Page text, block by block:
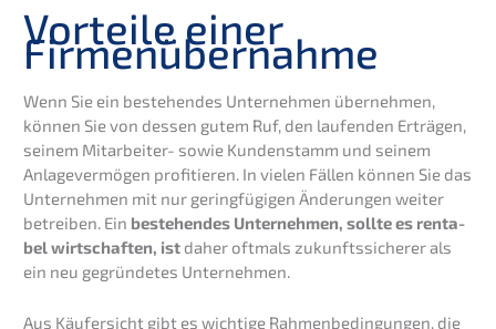
Vortei­le einer
Firmenübernahme
Wenn Sie ein bestehen­des Unter­neh­men überneh­men,
können Sie von dessen gutem Ruf, den laufen­den Erträ­gen,
seinem Mitar­bei­ter- sowie Kunden­stamm und seinem
Anlage­ver­mö­gen profi­tie­ren. In vielen Fällen können Sie das
Unter­neh­men mit nur gering­fü­gi­gen Änderun­gen weiter
betrei­ben. Ein bestehen­des Unter­neh­men, sollte es renta­
bel wirtschaf­ten, ist daher oftmals zukunfts­si­che­rer als
ein neu gegrün­de­tes Unternehmen.
Aus Käufer­sicht gibt es wichti­ge Rahmen­be­din­gun­gen, die